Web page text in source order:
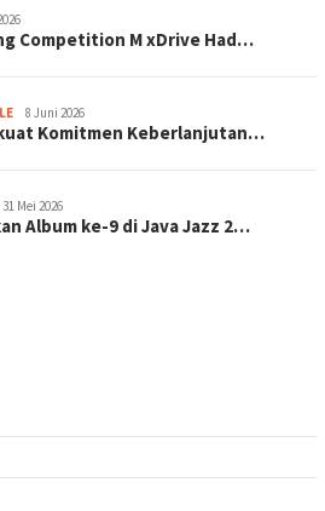
Competition M xDrive Had…
8 Juni 2026
Komitmen Keberlanjutan…
31 Mei 2026
Album ke-9 di Java Jazz 2…